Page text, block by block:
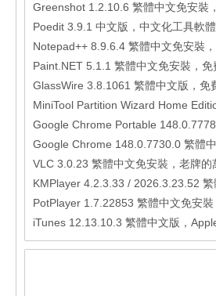
Poedit 3.9.1 中文版，中文化工具軟體